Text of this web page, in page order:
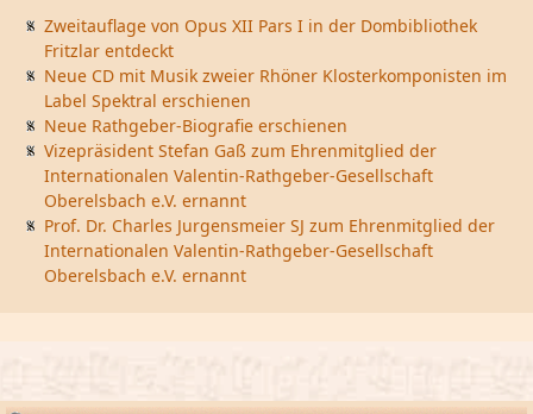
Zweitauflage von Opus XII Pars I in der Dombibliothek
Fritzlar entdeckt
Neue CD mit Musik zweier Rhöner Klosterkomponisten im
Label Spektral erschienen
Neue Rathgeber-Biografie erschienen
Vizepräsident Stefan Gaß zum Ehrenmitglied der
Internationalen Valentin-Rathgeber-Gesellschaft
Oberelsbach e.V. ernannt
Prof. Dr. Charles Jurgensmeier SJ zum Ehrenmitglied der
Internationalen Valentin-Rathgeber-Gesellschaft
Oberelsbach e.V. ernannt